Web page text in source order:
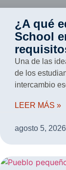
¿A qué
School
Una de las
de los
intercambio
LEER MÁS »
agosto 5, 2026